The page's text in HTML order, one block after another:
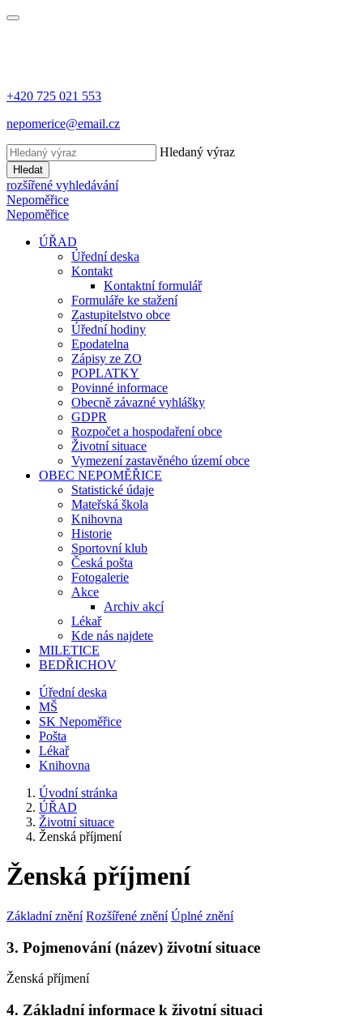
+420 725 021 553
nepomerice@email.cz
Hledaný výraz
Hledat
rozšířené vyhledávání
Nepoměřice
Nepoměřice
ÚŘAD
Úřední deska
Kontakt
Kontaktní formulář
Formuláře ke stažení
Zastupitelstvo obce
Úřední hodiny
Epodatelna
Zápisy ze ZO
POPLATKY
Povinné informace
Obecně závazné vyhlášky
GDPR
Rozpočet a hospodaření obce
Životní situace
Vymezení zastavěného území obce
OBEC NEPOMĚŘICE
Statistické údaje
Mateřská škola
Knihovna
Historie
Sportovní klub
Česká pošta
Fotogalerie
Akce
Archiv akcí
Lékař
Kde nás najdete
MILETICE
BEDŘICHOV
Úřední deska
MŠ
SK Nepoměřice
Pošta
Lékař
Knihovna
Úvodní stránka
ÚŘAD
Životní situace
Ženská příjmení
Ženská příjmení
Základní znění Rozšířené znění Úplné znění
3. Pojmenování (název) životní situace
Ženská příjmení
4. Základní informace k životní situaci